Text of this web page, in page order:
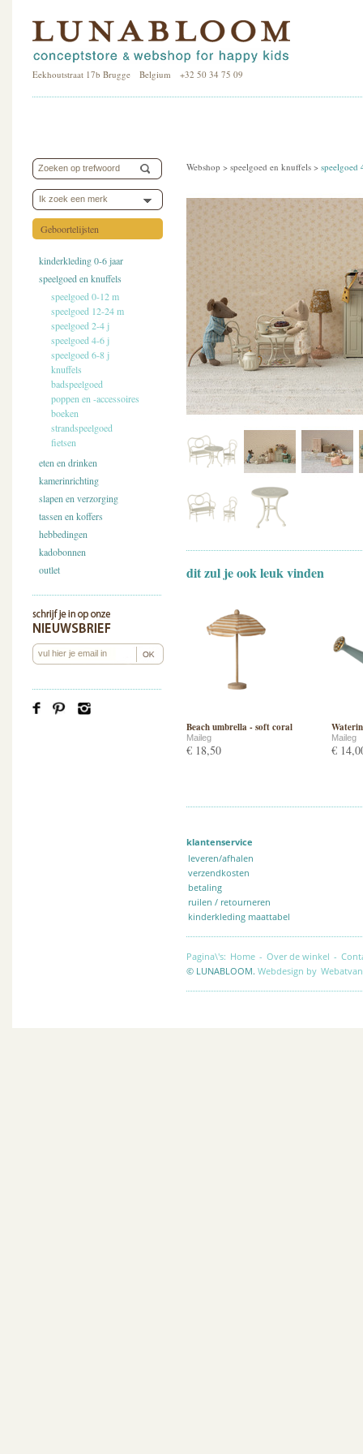
Eekhoutstraat 17b Brugge Belgium +32 50 34 75 09
Ik zoek een merk
Geboortelijsten
kinderkleding 0-6 jaar
speelgoed en knuffels
speelgoed 0-12 m
speelgoed 12-24 m
speelgoed 2-4 j
speelgoed 4-6 j
speelgoed 6-8 j
knuffels
badspeelgoed
poppen en -accessoires
boeken
strandspeelgoed
fietsen
eten en drinken
kamerinrichting
slapen en verzorging
tassen en koffers
hebbedingen
kadobonnen
outlet
Webshop > speelgoed en knuffels > speelgoed
dit zul je ook leuk vinden
Beach umbrella - soft coral
Maileg
€ 18,50
Maileg
€
klantenservice
leveren/afhalen
verzendkosten
betaling
ruilen / retourneren
kinderkleding maattabel
Pagina\'s: Home - Over de winkel -
© LUNABLOOM. Webdesign by